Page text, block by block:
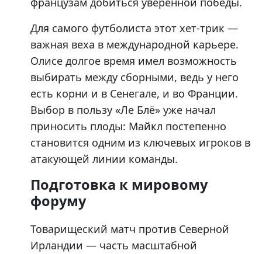
Для самого футболиста этот хет-трик —
важная веха в международной карьере.
Олисе долгое время имел возможность
выбирать между сборными, ведь у него
есть корни и в Сенегале, и во Франции.
Выбор в пользу «Ле Блё» уже начал
приносить плоды: Майкл постепенно
становится одним из ключевых игроков в
атакующей линии команды.
Подготовка к мировому
форуму
Товарищеский матч против Северной
Ирландии — часть масштабной